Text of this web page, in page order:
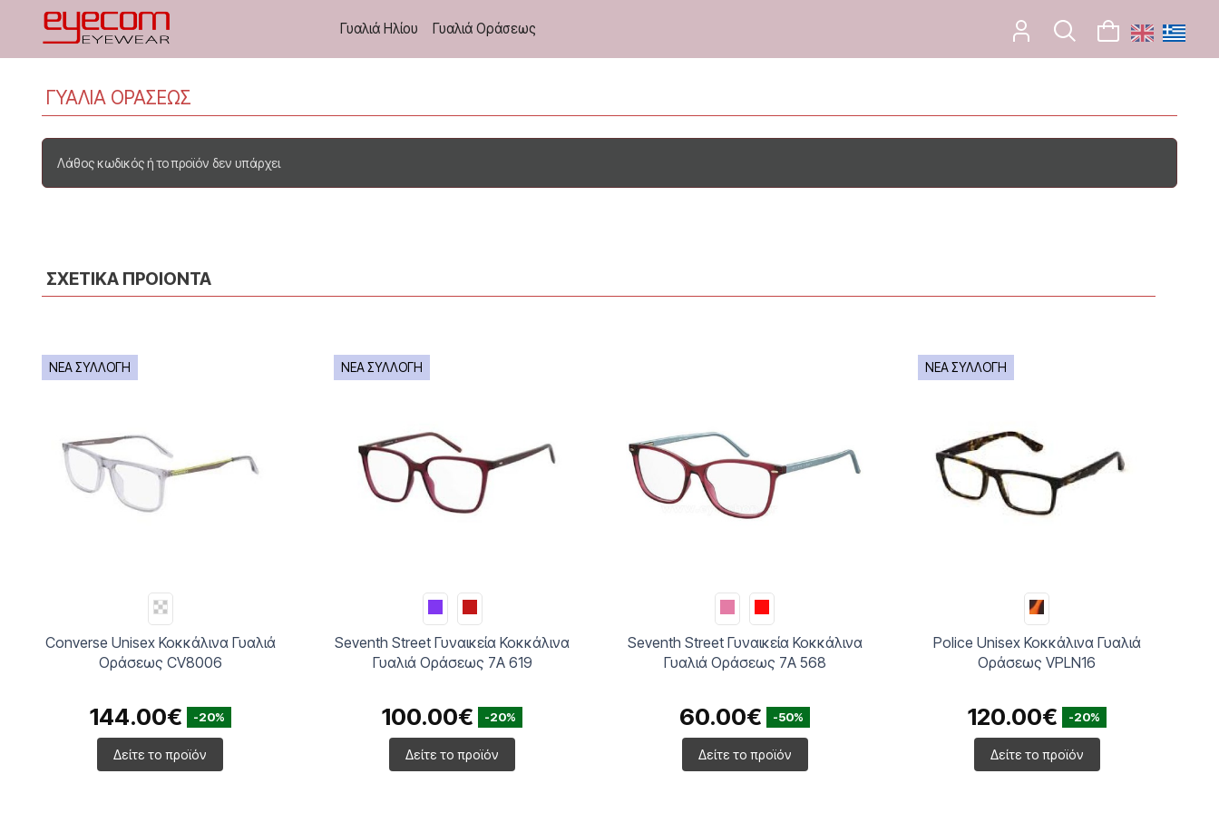
Γυαλιά Ηλίου Γυαλιά Οράσεως
ΓΥΑΛΙΑ ΟΡΑΣΕΩΣ
Λάθος κωδικός ή το προϊόν δεν υπάρχει
ΣΧΕΤΙΚΑ ΠΡΟΙΟΝΤΑ
ΝΕΑ ΣΥΛΛΟΓΗ
Seventh Street Γυναικεία Κοκκάλινα
Γυαλιά Οράσεως 7A 619
100.00€ -20%
Δείτε το προϊόν
Seventh Street Γυναικεία Κοκκάλινα
Γυαλιά Οράσεως 7A 568
60.00€ -50%
Δείτε το προϊόν
Police Unisex Κοκκάλινα Γυαλιά
Οράσεως VPLN16
120.00€ -20%
Δείτε το προϊόν
ΝΕΑ ΣΥΛΛΟΓΗ
Converse Unisex Κοκκάλινα Γυαλιά
Οράσεως CV8006
144.00€ -20%
Δείτε το προϊόν